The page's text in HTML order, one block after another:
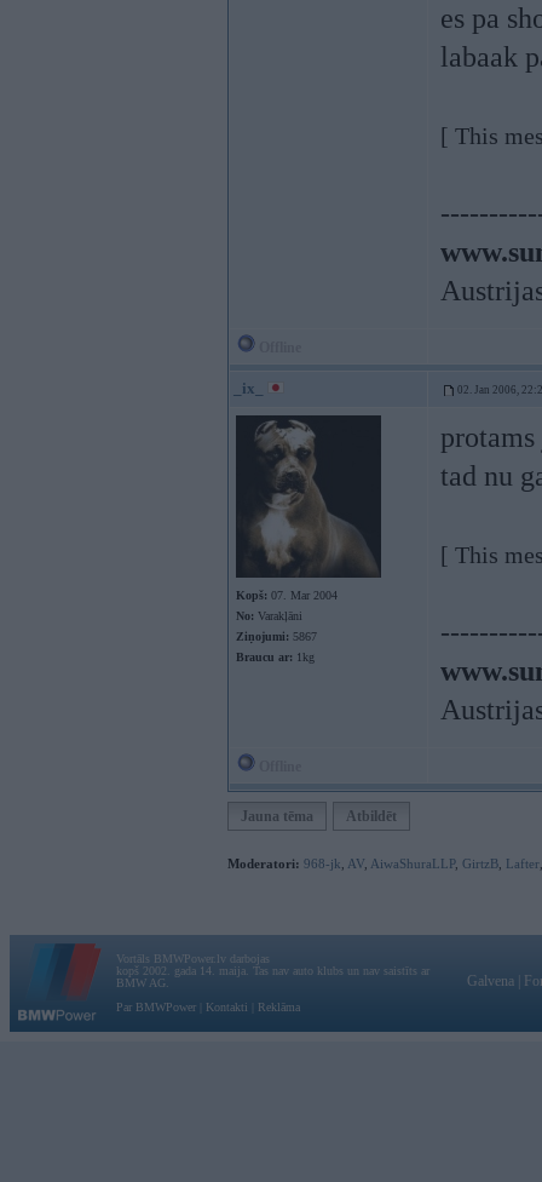
es pa
labaak
[ This
_ix_ 02. Jan 2006,
Kopš: 07. Mar 2004
No: Varakļāni
Ziņojumi: 5867
Braucu ar: 1kg
tad nu
[ This
Jauna tēma Atbildēt
Moderatori: 968-jk AV AiwaShuraLLP, GirtzB Lafter
Vortāls BMWPower.lv darbojas
kopš 2002. gada 14. maija. Tas nav auto klubs un nav saistīts ar
BMW AG.
Par BMWPower
Kontakti Reklāma
Galvena